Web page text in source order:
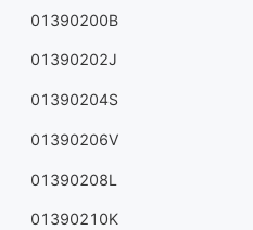
01390200B
01390202J
01390204S
01390206V
01390208L
01390210K